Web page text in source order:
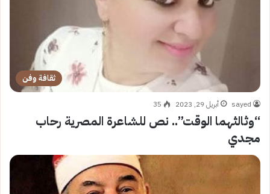
ثقافة وفن
sayed أبريل 29, 2023 35
“وثالثهما الوقت”.. نص للشاعرة المصرية رحاب
مجدي